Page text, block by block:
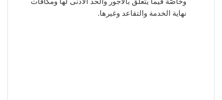
وخاصّة فيما يتعلق بالأجور والحد الأدنى لها ومكافآت
نهاية الخدمة والتقاعد وغيرها.